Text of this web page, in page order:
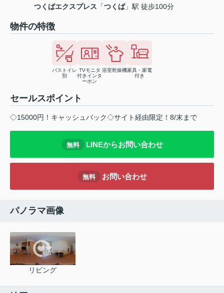
つくばエクスプレス 「つくば」駅 徒歩100分
物件の特徴
バストイレ
別
TVモニタ
付きインタ
ーホン
浴室乾燥機家具・家電
付き
セールスポイント
◇15000円！キャッシュバック◇サイト経由限定！8/末まで
無料 LINEからお問い合わせ
無料 お問い合わせ
パノラマ画像
リビング